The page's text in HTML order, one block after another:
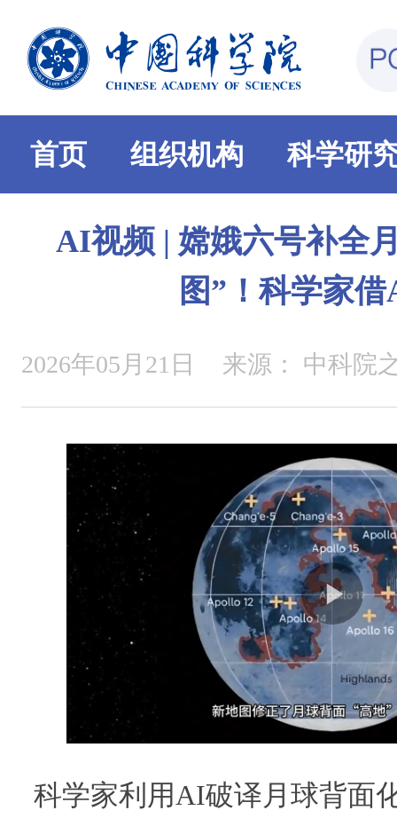
首页 组织机构 科学研
AI视频 | 嫦娥六号补全
图”！科学家
2026年05月21日 来源： 中科院
科学家利用AI破译月球背面